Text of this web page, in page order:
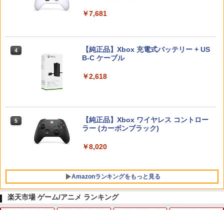
￥55,603
ニンテンドープリペイド番号 9000円|オ
5
ニンテンドープリペイド番号 5000円|オ
ンラインコード版
￥5,000
【純正品】DualSense ワイヤレスコン
ZCT2J01)
【純正品】DualSense ワイヤレスコン
￥7,681
4
【純正品】Xbox 充電式バッテリー + US
B-C ケーブル
￥2,618
5
【純正品】Xbox ワイヤレス コントロー
ラー (カーボンブラック)
￥8,020
Amazonランキングをもっと見る
楽天市場 ゲーム/アニメ ランキング